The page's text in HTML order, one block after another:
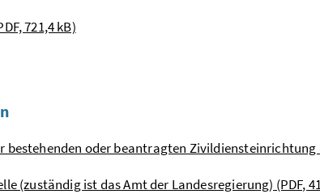
721,4 kB)
oder beantragten Zivildiensteinrichtung
(zuständig ist das Amt der Landesregierung) (PDF,